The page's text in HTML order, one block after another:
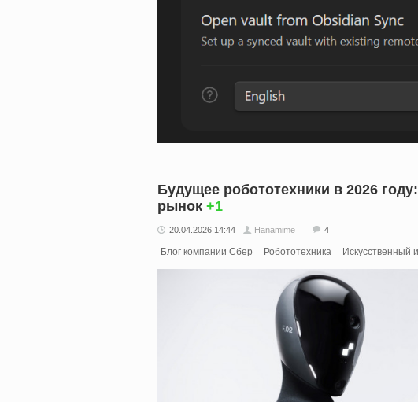
Будущее робототехники в 2026
рынок +1
20.04.2026 14:44 Hanamime 4
Блог компании Сбер Робототехника Искусственный